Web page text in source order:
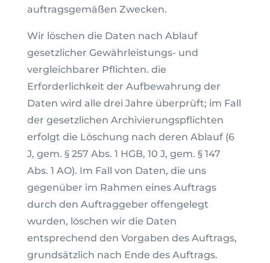
auftragsgemäßen Zwecken.
Wir löschen die Daten nach Ablauf
gesetzlicher Gewährleistungs- und
vergleichbarer Pflichten. die
Erforderlichkeit der Aufbewahrung der
Daten wird alle drei Jahre überprüft; im Fall
der gesetzlichen Archivierungspflichten
erfolgt die Löschung nach deren Ablauf (6
J, gem. § 257 Abs. 1 HGB, 10 J, gem. § 147
Abs. 1 AO). Im Fall von Daten, die uns
gegenüber im Rahmen eines Auftrags
durch den Auftraggeber offengelegt
wurden, löschen wir die Daten
entsprechend den Vorgaben des Auftrags,
grundsätzlich nach Ende des Auftrags.